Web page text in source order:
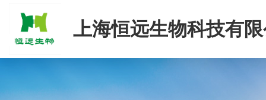
上海恒远生物科技有